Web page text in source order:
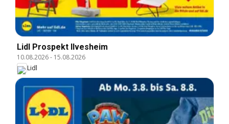
Lidl Prospekt Ilvesheim
10.08.2026- 15.08.2026
Lidl